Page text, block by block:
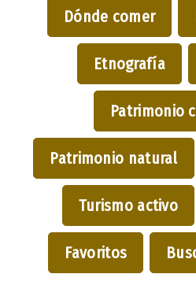
Dónde comer
Etnografía
Patrimonio
Patrimonio natural
Turismo activo
Favoritos